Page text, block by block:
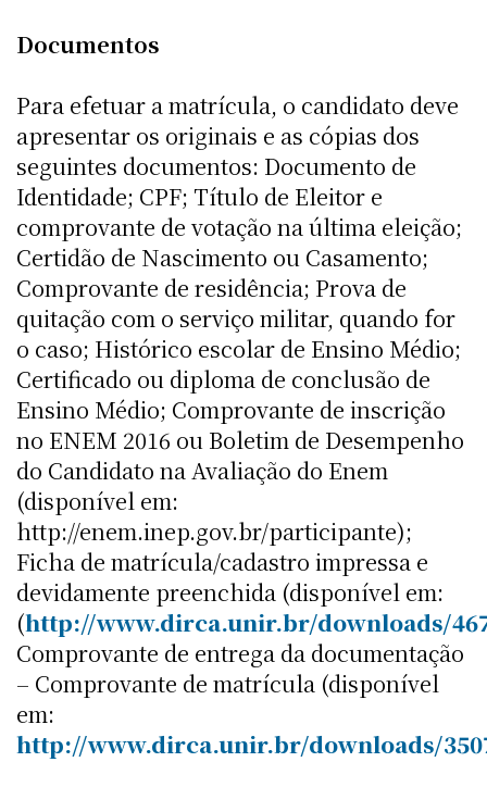
Documentos
Para efetuar a matrícula, o candidato deve
apresentar os originais e as cópias dos
seguintes documentos: Documento de
Identidade; CPF; Título de Eleitor e
comprovante de votação na última eleição;
Certidão de Nascimento ou Casamento;
Comprovante de residência; Prova de
quitação com o serviço militar, quando for
o caso; Histórico escolar de Ensino Médio;
Certificado ou diploma de conclusão de
Ensino Médio; Comprovante de inscrição
no ENEM 2016 ou Boletim de Desempenho
do Candidato na Avaliação do Enem
(disponível em:
http://enem.inep.gov.br/participante);
Ficha de matrícula/cadastro impressa e
devidamente preenchida (disponível em:
(http://www.dirca.unir.br/downloads/
Comprovante de entrega da documentação
– Comprovante de matrícula (disponível
em:
http://www.dirca.unir.br/downloads/